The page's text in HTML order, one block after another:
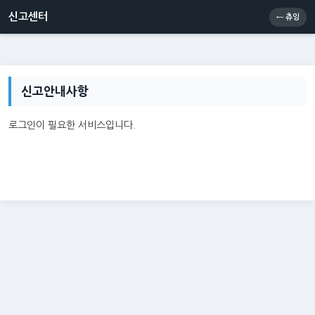
신고센터 메인
신고센터 ← 츄잉
신고안내사항
로그인이 필요한 서비스입니다.